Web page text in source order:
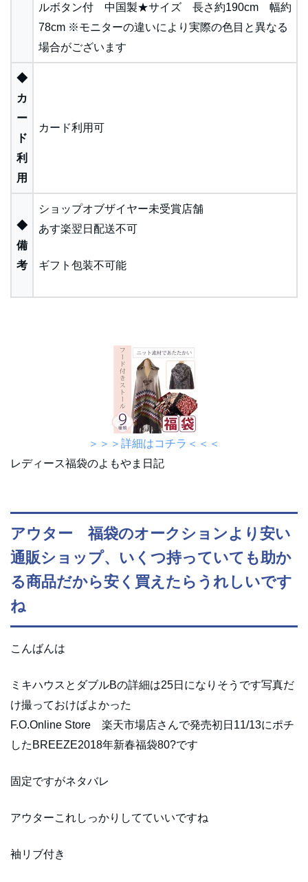
ルボタン付 中国製★サイズ 長さ約190cm 幅約
78cm ※モニターの違いにより実際の色目と異なる
場合がございます
◆
カ
ー
ド
利
用
カード利用可
◆
備
考
ショップオブザイヤー未受賞店舗
あす楽翌日配送不可
ギフト包装不可能
＞＞＞詳細はコチラ＜＜＜
レディース福袋のよもやま日記
アウター 福袋のオークションより安い
通販ショップ、いくつ持っていても助か
る商品だから安く買えたらうれしいです
ね
こんばんは
ミキハウスとダブルBの詳細は25日になりそうです写真だ
け撮っておけばよかった
F.O.Online Store 楽天市場店さんで発売初日11/13にポチ
したBREEZE2018年新春福袋80?です
固定ですがネタバレ
アウターこれしっかりしてていいですね
袖リブ付き